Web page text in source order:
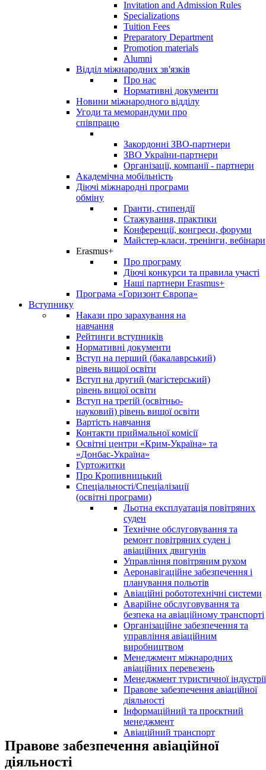
Invitation and Admission Rules
Specializations
Tuition Fees
Preparatory Department
Promotion materials
Alumni
Відділ міжнародних зв'язків
Про нас
Нормативні документи
Новини міжнародного відділу
Угоди та меморандуми про
співпрацю
Закордонні ЗВО-партнери
ЗВО України-партнери
Організації, компанії - партнери
Академічна мобільність
Діючі міжнародні програми
обміну
Гранти, стипендії
Стажування, практики
Конференції, конгреси, форуми
Майстер-класи, тренінги, вебінари
Erasmus+
Про програму
Діючі конкурси та правила участі
Наші партнери Erasmus+
Програма «Горизонт Європа»
Вступнику
Накази про зарахування на
навчання
Рейтинги вступників
Нормативні документи
Вступ на перший (бакалаврський)
рівень вищої освіти
Вступ на другий (магістерський)
рівень вищої освіти
Вступ на третій (освітньо-
науковий) рівень вищої освіти
Вартість навчання
Контакти приймальної комісії
Освітні центри «Крим-Україна» та
«Донбас-Україна»
Гуртожитки
Про Кропивницький
Спеціальності/Спеціалізації
(освітні програми)
Льотна експлуатація повітряних
суден
Технічне обслуговування та
ремонт повітряних суден і
авіаційних двигунів
Управління повітряним рухом
Аеронавігаційне забезпечення і
планування польотів
Авіаційні робототехнічні системи
Аварійне обслуговування та
безпека на авіаційному транспорті
Організаційне забезпечення та
управління авіаційним
виробництвом
Менеджмент міжнародних
авіаційних перевезень
Менеджмент туристичної індустрії
Правове забезпечення авіаційної
діяльності
Інформаційний та проєктний
менеджмент
Авіаційний транспорт
Правове забезпечення авіаційної
діяльності